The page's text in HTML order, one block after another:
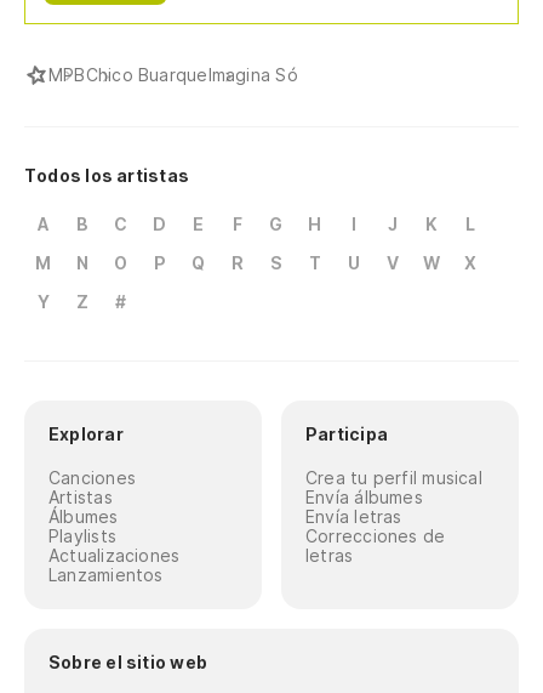
MPBChico BuarqueImagina Só
Todos los artistas
A B C D E F G H I J K
L
M
N O P Q R S T U V W
X
Y
Z #
Explorar
Canciones
Artistas
Álbumes
Playlists
Actualizaciones
Lanzamientos
Participa
Crea tu perfil musical
Envía álbumes
Envía letras
Correcciones de
letras
Sobre el sitio web